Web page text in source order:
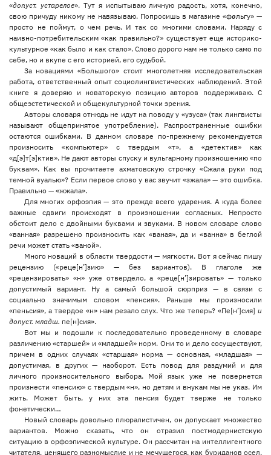
«допуст. устарелое». Тут я испытываю личную радость, хотя, конечно,
свою причуду никому не навязываю. Попросишь в магазине «фольгу» —
просто не поймут, о чем речь. И так со многими словами. Наряду с
наивно-потребительским «как правильно?» существует еще историко-
культурное «как было и как стало». Слово дорого нам не только само по
себе, но и вкупе с его историей, его судьбой.
За новациями «Большого» стоит многолетняя исследовательская
работа, ответственный опыт социолингвистических наблюдений. Этой
книге я доверяю и новаторскую позицию авторов поддерживаю. С
общеэстетической и общекультурной точки зрения.
Авторы словаря отнюдь не идут на поводу у «узуса» (так лингвисты
называют общепринятое употребление). Распространенные ошибки
остаются ошибками. В данном словаре по-прежнему рекомендуется
произносить «компьютер» с твердым «т», а «детектив» как
«д[э]т[э]ктив». Не дают авторы спуску и вульгарному произношению «по
буквам». Как вы прочитаете ахматовскую строчку «Сжала руки под
темной вуалью»? Если первое слово у вас звучит «зжала» — это ошибка.
Правильно — «жжала».
Для многих орфоэпия — это прежде всего ударения. А куда более
важные сдвиги происходят в произношении согласных. Непросто
обстоит дело с двойными буквами и звуками. В новом словаре слово
«ванная» разрешено произносить как «ваная», да и «ванна» в беглой
речи может стать «ваной».
Много новаций в области твердости — мягкости. Вот я сейчас пишу
рецензию («реце[н’]зию» — без вариантов). В глаголе же
«рецензировать» «н» уже отвердело, а «реце[н’]зировать» — только
допустимый вариант. Ну а самый большой сюрприз — в связи с
социально значимым словом «пенсия». Раньше мы произносили
«пеньсия», а твердое «н» нам резало слух. Что же теперь? «Пе[н’]сия] и
допуст. младш. пе[н]сия».
Вот мы и подошли к последовательно проведенному в словаре
различению «старшей» и «младшей» норм. Они то и дело сосуществуют,
причем в одних случаях «старшая» норма — основная, «младшая» —
допустимая, в других — наоборот. Есть повод для раздумий и для
личного произносительного выбора. Мой язык уже не повернется
произнести «пенсию» с твердым «н», но детям и внукам мы не указ. Им
жить. Может быть, у них эта пенсия будет тверже не только
фонетически…
Новый словарь довольно плюралистичен, он допускает множество
вариантов. Можно сказать, что он отразил постмодернистскую
ситуацию в орфоэпической культуре. Он рассчитан на интеллигентного
читателя, ценящего разномыслие и не мечущегося, как буриданов осел,